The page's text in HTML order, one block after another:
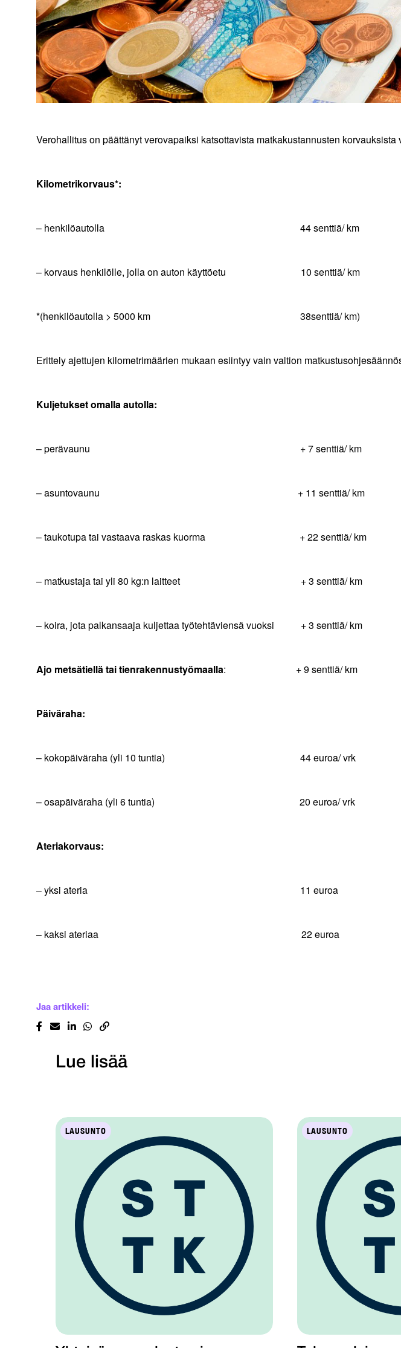
Verohallitus on päättänyt verovapaiksi katsottavista matkakustannusten
Kilometrikorvaus*:
– henkilöautolla 44 senttiä/ km
– korvaus henkilölle, jolla on auton käyttöetu 10 senttiä/ km
*(henkilöautolla > 5000 km 38senttiä/ km)
Erittely ajettujen kilometrimäärien mukaan esiintyy vain valtion
Kuljetukset omalla autolla:
– perävaunu + 7 senttiä/ km
– asuntovaunu + 11 senttiä/ km
– taukotupa tai vastaava raskas kuorma + 22 senttiä/ km
– matkustaja tai yli 80 kg:n laitteet + 3 senttiä/
– koira, jota palkansaaja kuljettaa työtehtäviensä vuoksi + 3 senttiä/ km
Ajo metsätiellä tai tienrakennustyömaalla: + 9 senttiä/ km
Päiväraha:
– kokopäiväraha (yli 10 tuntia) 44 euroa/ vrk
– osapäiväraha (yli 6 tuntia) 20 euroa/ vrk
Ateriakorvaus:
– yksi ateria 11 euroa
– kaksi ateriaa 22 euroa
Jaa artikkeli:
Lue lisää
LAUSUNTO LAUSUNTO